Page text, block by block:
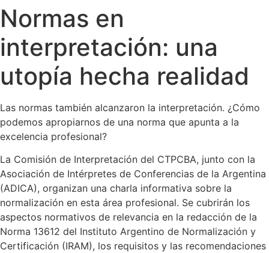
Normas en
interpretación: una
utopía hecha realidad
Las normas también alcanzaron la interpretación. ¿Cómo
podemos apropiarnos de una norma que apunta a la
excelencia profesional?
La Comisión de Interpretación del CTPCBA, junto con la
Asociación de Intérpretes de Conferencias de la Argentina
(ADICA), organizan una charla informativa sobre la
normalización en esta área profesional. Se cubrirán los
aspectos normativos de relevancia en la redacción de la
Norma 13612 del Instituto Argentino de Normalización y
Certificación (IRAM), los requisitos y las recomendaciones